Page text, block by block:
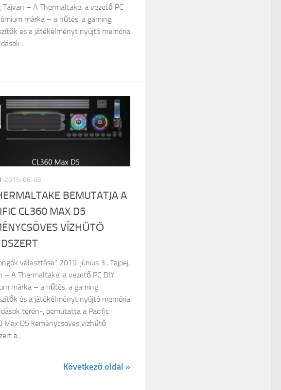
Tajvan – A Thermaltake, a vezető PC
márka – a hűtés, a gaming
és a játékélményt nyújtó memória
2019-06-03
BEMUTATJA A
CL360 MAX D5
VÍZHŰTŐ
választása” 2019. június 3., Tajpej,
– A Thermaltake, a vezető PC DIY
márka – a hűtés, a gaming
és a játékélményt nyújtó memória
terén-, bemutatta a Pacific
Max D5 keménycsöves vízhűtő
a...
Következő oldal »